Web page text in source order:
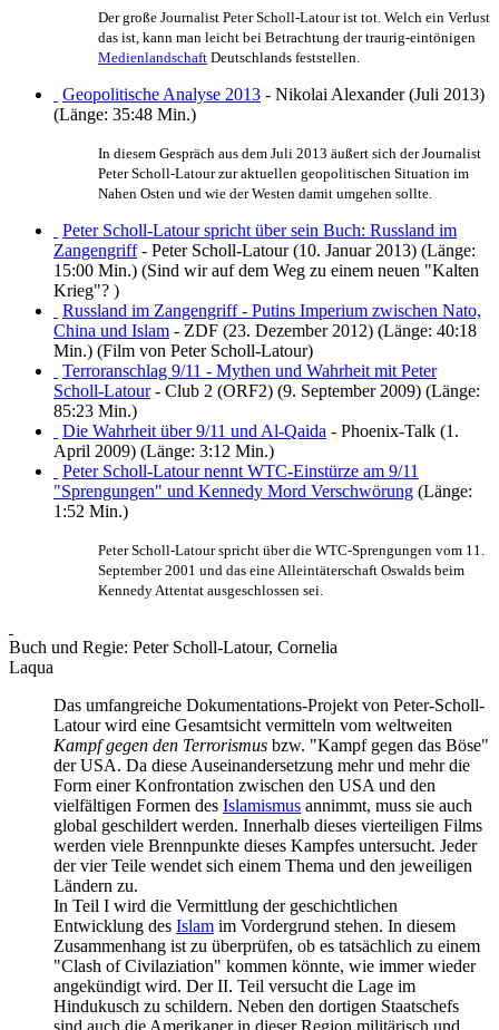
Der große Journalist Peter Scholl-Latour ist tot. Welch ein Verlust
das ist, kann man leicht bei Betrachtung der traurig-eintönigen
Medienlandschaft Deutschlands feststellen.
Geopolitische Analyse 2013 - Nikolai Alexander (Juli 2013)
(Länge: 35:48 Min.)
In diesem Gespräch aus dem Juli 2013 äußert sich der Journalist
Peter Scholl-Latour zur aktuellen geopolitischen Situation im
Nahen Osten und wie der Westen damit umgehen sollte.
Peter Scholl-Latour spricht über sein Buch: Russland im
Zangengriff- Peter Scholl-Latour (10. Januar 2013) (Länge:
15:00 Min.) (Sind wir auf dem Weg zu einem neuen "Kalten
Krieg"? )
Russland im Zangengriff - Putins Imperium zwischen Nato,
China und Islam - ZDF (23. Dezember 2012) (Länge: 40:18
Min.) (Film von Peter Scholl-Latour)
Terroranschlag 9/11 - Mythen und Wahrheit mit Peter
Scholl-Latour- Club 2 (ORF2) (9. September 2009) (Länge:
85:23 Min.)
Die Wahrheit über 9/11 und Al-Qaida - Phoenix-Talk (1.
April 2009) (Länge: 3:12 Min.)
Peter Scholl-Latour nennt WTC-Einstürze am 9/11
"Sprengungen" und Kennedy Mord Verschwörung (Länge:
1:52 Min.)
Peter Scholl-Latour spricht über die WTC-Sprengungen vom 11.
September 2001 und das eine Alleintäterschaft Oswalds beim
Kennedy Attentat ausgeschlossen sei.
Buch und Regie: Peter Scholl-Latour, Cornelia
Laqua
Das umfangreiche Dokumentations-Projekt von Peter-Scholl-
Latour wird eine Gesamtsicht vermitteln vom weltweiten
Kampf gegen den Terrorismus bzw. "Kampf gegen das Böse"
der USA. Da diese Aus­einander­setzung mehr und mehr die
Form einer Konfrontation zwischen den USA und den
vielfältigen Formen des Islamismus annimmt, muss sie auch
global geschildert werden. Innerhalb dieses vierteiligen Films
werden viele Brennpunkte dieses Kampfes untersucht. Jeder
der vier Teile wendet sich einem Thema und den jeweiligen
Ländern zu.
In Teil I wird die Vermittlung der geschichtlichen
Entwicklung des Islam im Vordergrund stehen. In diesem
Zusammenhang ist zu überprüfen, ob es tatsächlich zu einem
"Clash of Civilaziation" kommen könnte, wie immer wieder
angekündigt wird. Der II. Teil versucht die Lage im
Hindukusch zu schildern. Neben den dortigen Staatschefs
sind auch die Amerikaner in dieser Region militärisch und